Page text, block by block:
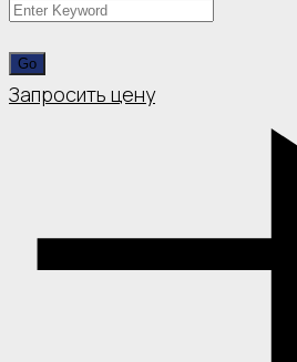
Запросить цену